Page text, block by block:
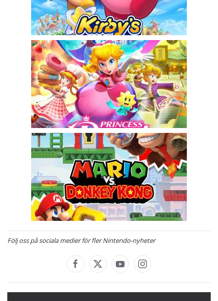
Följ oss på sociala medier för fler Nintendo-nyheter